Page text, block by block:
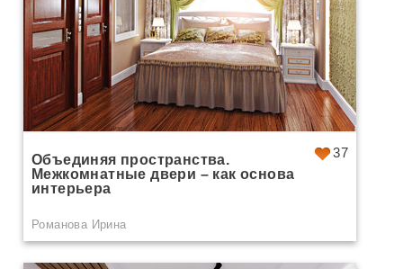
37
Объединяя пространства.
Межкомнатные двери – как основа
интерьера
Романова Ирина